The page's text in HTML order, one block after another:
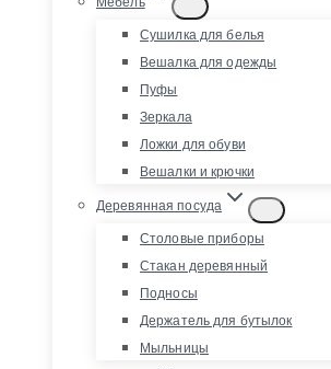
Сушилка для белья
Вешалка для одежды
Пуфы
Зеркала
Ложки для обуви
Вешалки и крючки
Деревянная посуда
Столовые приборы
Стакан деревянный
Подносы
Держатель для бутылок
Мыльницы